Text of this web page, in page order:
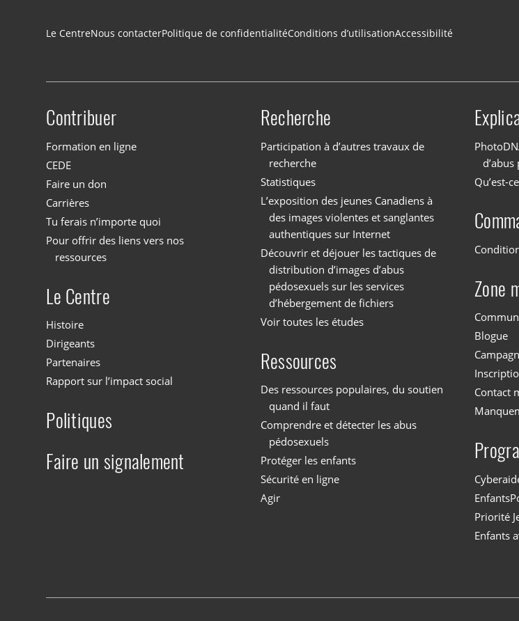
Navigation du pied de page
Le CentreNous contacterPolitique de confidentialitéConditions d’utilisationAccessibilité
Site menu
Contribuer
Formation en ligne
CEDE
Faire un don
Carrières
Tu ferais n’importe quoi
Pour offrir des liens vers nos
ressources
Le Centre
Histoire
Dirigeants
Partenaires
Rapport sur l’impact social
Politiques
Faire un signalement
Recherche
Participation à d’autres travaux de
recherche
Statistiques
L’exposition des jeunes Canadiens à
des images violentes et sanglantes
authentiques sur Internet
Découvrir et déjouer les tactiques de
distribution d’images d’abus
pédosexuels sur les services
d’hébergement de fichiers
Voir toutes les études
Ressources
Des ressources populaires, du soutien
quand il faut
Comprendre et détecter les abus
pédosexuels
Protéger les enfants
Sécurité en ligne
Agir
Qu’est-
Zone
Blogue
Contact
Priorité
Enfants